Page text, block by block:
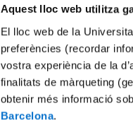
Aquest lloc web utilitza
El lloc web de la
preferències (recordar
vostra experiència de la
finalitats de màrqueting
obtenir més informació
Barcelona.